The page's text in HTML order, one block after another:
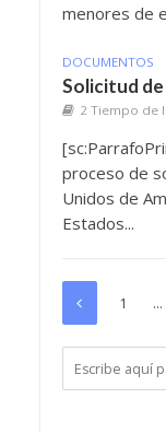
menores de
DOCUMENTOS
Solicitud de
2 Tiempo de
proceso de
Unidos de
Estados...
1 …